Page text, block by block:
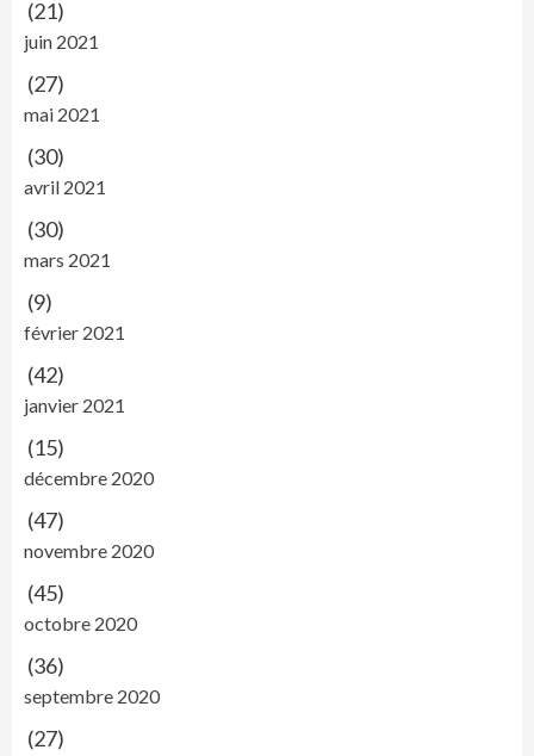
(21)
juin 2021
(27)
mai 2021
(30)
avril 2021
(30)
mars 2021
(9)
février 2021
(42)
janvier 2021
(15)
décembre 2020
(47)
novembre 2020
(45)
octobre 2020
(36)
septembre 2020
(27)